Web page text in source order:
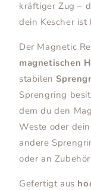
kräftiger Zug –
dein Kescher
Der Magnetic
magnetischen
stabilen
Sprengring
dem du den
Weste oder
andere
oder an
Gefertigt aus